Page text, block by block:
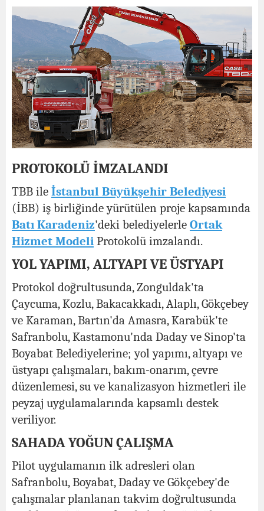
PROTOKOLÜ İMZALANDI
TBB ile İstanbul Büyükşehir Belediyesi
(İBB) iş birliğinde yürütülen proje kapsamında
Batı Karadeniz'deki belediyelerle Ortak
Hizmet Modeli Protokolü imzalandı.
YOL YAPIMI, ALTYAPI VE ÜSTYAPI
Protokol doğrultusunda, Zonguldak'ta
Çaycuma, Kozlu, Bakacakkadı, Alaplı, Gökçebey
ve Karaman, Bartın'da Amasra, Karabük'te
Safranbolu, Kastamonu'nda Daday ve Sinop'ta
Boyabat Belediyelerine; yol yapımı, altyapı ve
üstyapı çalışmaları, bakım-onarım, çevre
düzenlemesi, su ve kanalizasyon hizmetleri ile
peyzaj uygulamalarında kapsamlı destek
veriliyor.
SAHADA YOĞUN ÇALIŞMA
Pilot uygulamanın ilk adresleri olan
Safranbolu, Boyabat, Daday ve Gökçebey'de
çalışmalar planlanan takvim doğrultusunda